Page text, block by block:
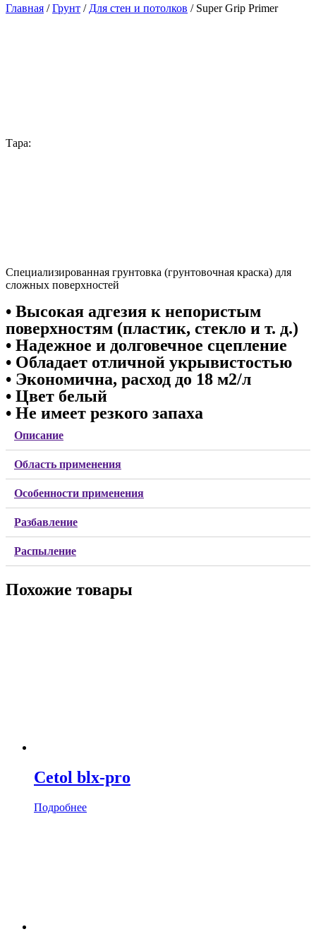
Главная /Грунт / Для стен и потолков / Super Grip Primer
Тара:
Специализированная грунтовка (грунтовочная краска) для
сложных поверхностей
• Высокая адгезия к непористым
поверхностям (пластик, стекло и т. д.)
• Надежное и долговечное сцепление
• Обладает отличной укрывистостью
• Экономична, расход до 18 м2/л
• Цвет белый
• Не имеет резкого запаха
Описание
Область применения
Особенности применения
Разбавление
Распыление
Похожие товары
Cetol blx-pro
Подробнее